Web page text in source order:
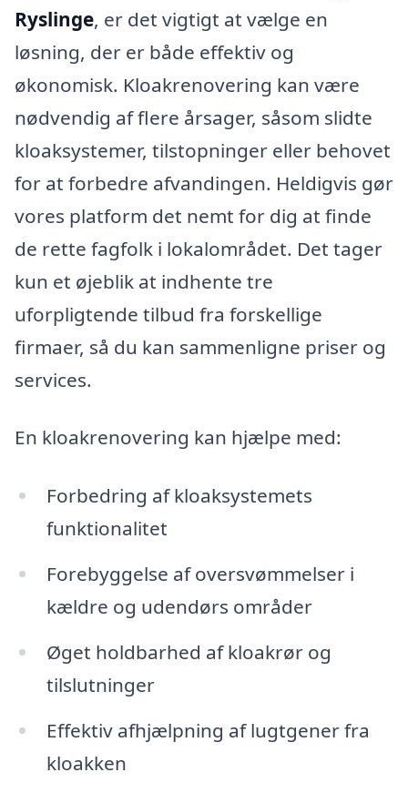
Ryslinge, er det vigtigt at vælge en
løsning, der er både effektiv og
økonomisk. Kloakrenovering kan være
nødvendig af flere årsager, såsom slidte
kloaksystemer, tilstopninger eller behovet
for at forbedre afvandingen. Heldigvis gør
vores platform det nemt for dig at finde
de rette fagfolk i lokalområdet. Det tager
kun et øjeblik at indhente tre
uforpligtende tilbud fra forskellige
firmaer, så du kan sammenligne priser og
services.
En kloakrenovering kan hjælpe med:
Forbedring af kloaksystemets
funktionalitet
Forebyggelse af oversvømmelser i
kældre og udendørs områder
Øget holdbarhed af kloakrør og
tilslutninger
Effektiv afhjælpning af lugtgener fra
kloakken